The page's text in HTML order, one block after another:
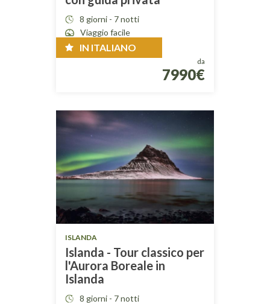
8 giorni - 7 notti
Viaggio facile
IN ITALIANO
da
7990€
ISLANDA
Islanda - Tour classico per
l'Aurora Boreale in
Islanda
8 giorni - 7 notti